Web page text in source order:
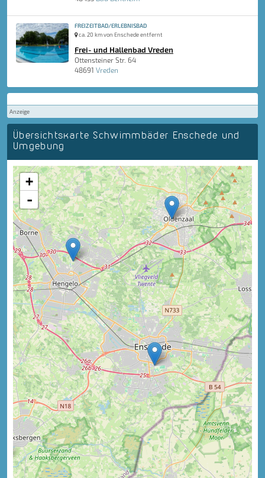
FREIZEITBAD/ERLEBNISBAD
ca. 20 km von Enschede entfernt
Frei- und Hallenbad Vreden
Ottensteiner Str. 64
48691 Vreden
Anzeige
Übersichtskarte Schwimmbäder Enschede und
Umgebung
+
-